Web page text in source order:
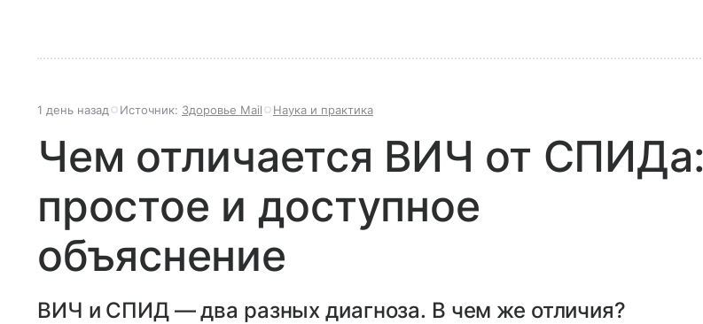
1 день назад Источник: Здоровье Mail Наука и практика
Чем отличается ВИЧ от СПИДа:
простое и доступное
объяснение
ВИЧ и СПИД — два разных диагноза. В чем же отличия?